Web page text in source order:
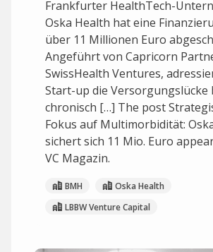
Frankfurter HealthTech-
Oska Health hat eine
über 11 Millionen Euro
Angeführt von Capricorn
SwissHealth Ventures,
Start-up die Versorgungslücke
chronisch […] The post
Fokus auf Multimorbidität:
sichert sich 11 Mio. Euro
VC Magazin.
BMH
Oska Health
LBBW Venture Capital